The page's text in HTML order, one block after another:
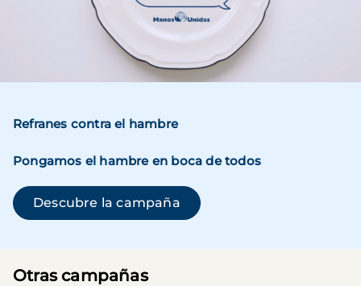
Refranes contra el hambre
Pongamos el hambre en boca de todos
Descubre la campaña(se abre en una ventana
Otras campañas